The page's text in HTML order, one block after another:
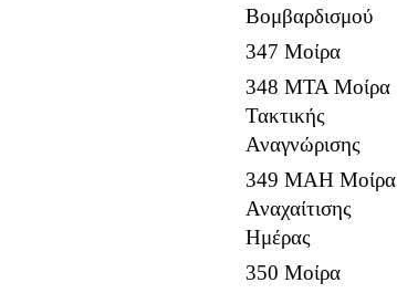
Βομβαρδισμού
347 Μοίρα
348 ΜΤΑ Μοίρα
Τακτικής
Αναγνώρισης
349 ΜΑΗ Μοίρα
Αναχαίτισης
Ημέρας
350 Μοίρα